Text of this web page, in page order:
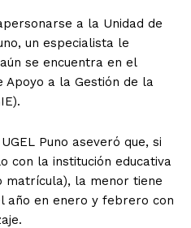
a la Unidad de
un especialista le
se encuentra en el
Apoyo a la Gestión de la
Puno aseveró que, si
con la institución educativa
matrícula), la menor tiene
año en enero y febrero con